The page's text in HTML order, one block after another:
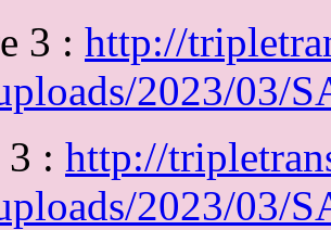
3 : http://
2023/03/
: http://
2023/03/